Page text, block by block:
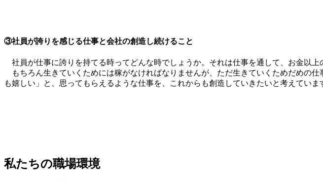
③社員が誇りを感じる仕事と会社の創造し続けること
社員が仕事に誇りを持てる時ってどんな時でしょうか。それは仕事を通して、お金以上
もちろん生きていくためには稼がなければなりませんが、ただ生きていくためだめの
も嬉しい」と、思ってもらえるような仕事を、これからも創造していきたいと考えていま
私たちの職場環境